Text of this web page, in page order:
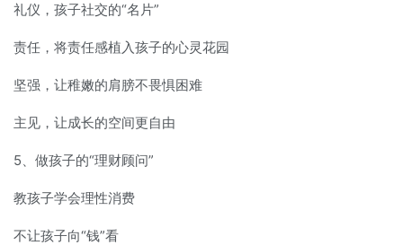
礼仪，孩子社交的“名片”
责任，将责任感植入孩子的心灵花园
坚强，让稚嫩的肩膀不畏惧困难
主见，让成长的空间更自由
5、做孩子的“理财顾问”
教孩子学会理性消费
不让孩子向“钱”看